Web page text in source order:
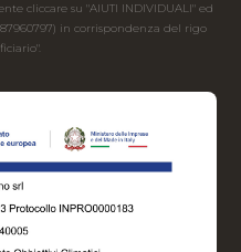
cliccare su "AIUTI INDIVIDUALI" ed
in corrispondenza del rigo